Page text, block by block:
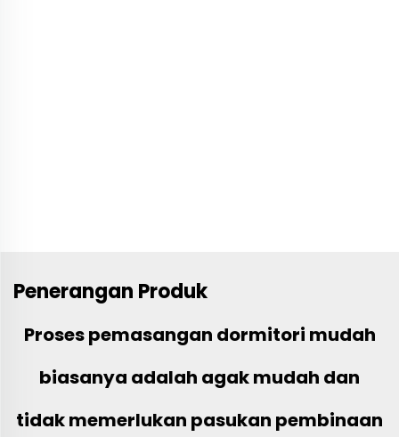
Penerangan Produk
Proses pemasangan dormitori mudah
biasanya adalah agak mudah dan
tidak memerlukan pasukan pembinaan